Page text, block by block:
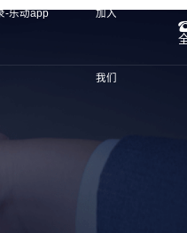
-乐动app 加入
我们